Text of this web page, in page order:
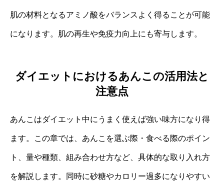
肌の材料となるアミノ酸をバランスよく得ることが可能
になります。肌の再生や免疫力向上にも寄与します。
ダイエットにおけるあんこの活用法と
注意点
あんこはダイエット中にうまく使えば強い味方になり得
ます。この章では、あんこを選ぶ際・食べる際のポイン
ト、量や種類、組み合わせ方など、具体的な取り入れ方
を解説します。同時に砂糖やカロリー過多になりやすい